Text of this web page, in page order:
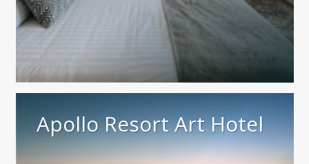
Apollo Resort Art Hotel